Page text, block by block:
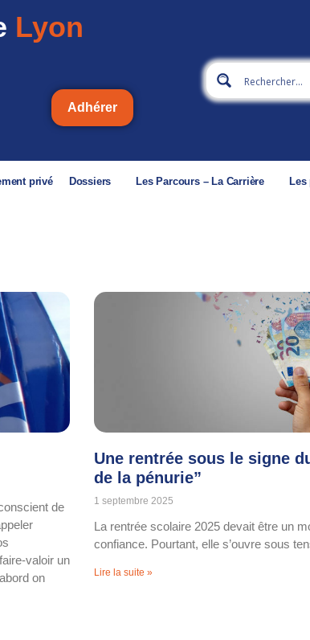
Lyon
Adhérer
privé Dossiers Les Parcours – La Carrière
de
valoir un
on
Une rentrée sous le signe
de la pénurie”
1 septembre 2025
La rentrée scolaire 2025 devait être un
confiance. Pourtant, elle s’ouvre sous
Lire la suite »